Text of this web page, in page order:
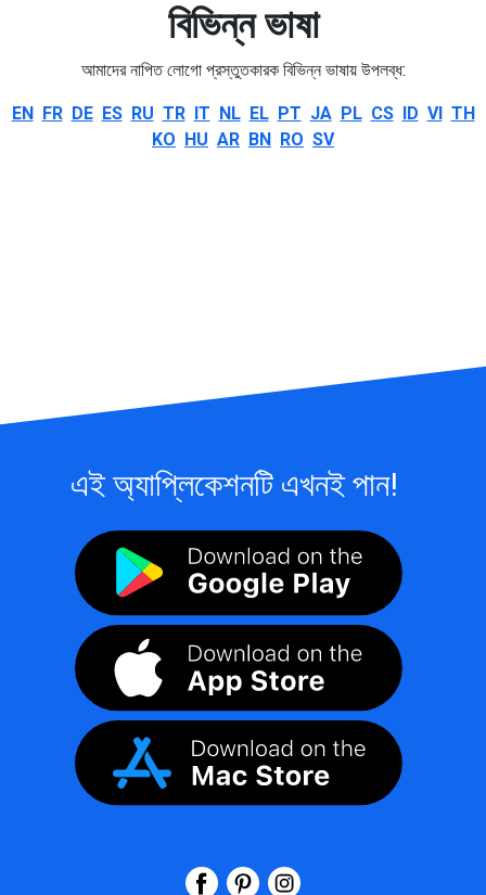
বিভিন্ন ভাষা
আমাদের নাপিত লোগো প্রস্তুতকারক বিভিন্ন ভাষায় উপলব্ধ:
EN FR DE ES RU TR IT NL EL PT JA PL CS ID VI TH
KO HU AR BN RO SV
এই অ্যাপ্লিকেশনটি এখনই পান!